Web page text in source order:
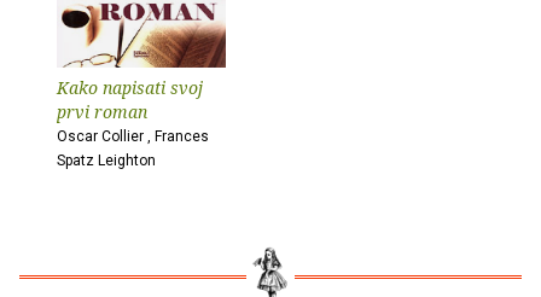
Kako napisati svoj
prvi roman
Oscar Collier , Frances
Spatz Leighton